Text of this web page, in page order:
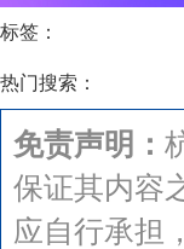
标签：
热门搜索：
免责声明：
保证其内容
应自行承担